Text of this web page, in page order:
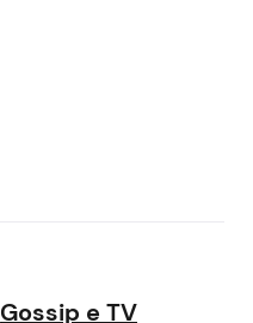
Gossip e TV